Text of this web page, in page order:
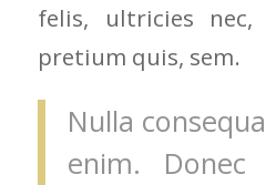
felis, ultricies nec,
pretium quis, sem.
Nulla
enim.